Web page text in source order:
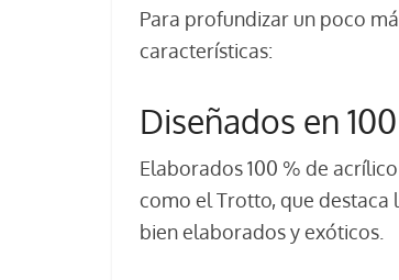
Para profundizar un poco
características:
Diseñados en
Elaborados 100 % de
como el Trotto, que destaca
bien elaborados y exóticos.